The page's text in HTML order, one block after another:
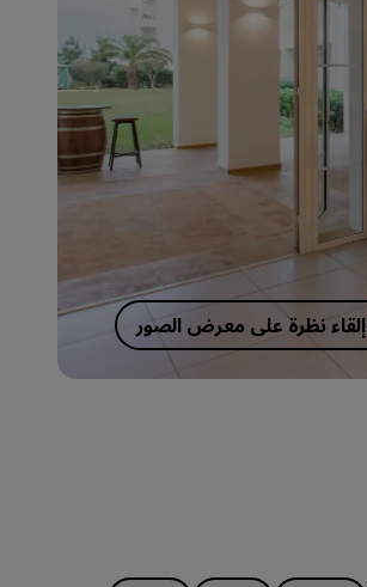
إلقاء نظرة على معرض الصور